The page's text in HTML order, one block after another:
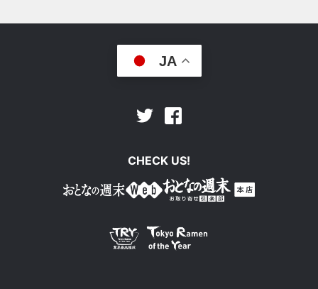
JA
Twitter
CHECK US!